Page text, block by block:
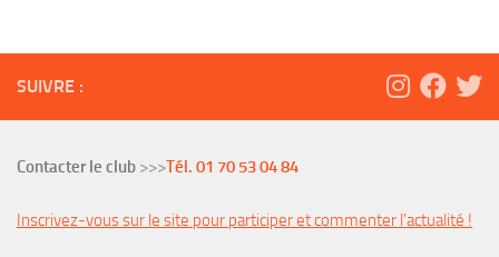
SUIVRE :
Contacter le club >>>Tél. 01 70 53 04 84
Inscrivez-vous sur le site pour participer et commenter l'actualité !